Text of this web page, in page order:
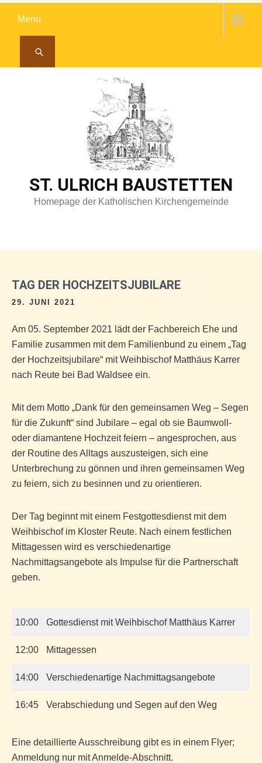
Menu
ST. ULRICH BAUSTETTEN
Homepage der Katholischen Kirchengemeinde
TAG DER HOCHZEITSJUBILARE
29. JUNI 2021
Am 05. September 2021 lädt der Fachbereich Ehe und
Familie zusammen mit dem Familienbund zu einem „Tag
der Hochzeitsjubilare“ mit Weihbischof Matthäus Karrer
nach Reute bei Bad Waldsee ein.
Mit dem Motto „Dank für den gemeinsamen Weg – Segen
für die Zukunft“ sind Jubilare – egal ob sie Baumwoll-
oder diamantene Hochzeit feiern – angesprochen, aus
der Routine des Alltags auszusteigen, sich eine
Unterbrechung zu gönnen und ihren gemeinsamen Weg
zu feiern, sich zu besinnen und zu orientieren.
Der Tag beginnt mit einem Festgottesdienst mit dem
Weihbischof im Kloster Reute. Nach einem festlichen
Mittagessen wird es verschiedenartige
Nachmittagsangebote als Impulse für die Partnerschaft
geben.
10:00 Gottesdienst mit Weihbischof Matthäus Karrer
12:00 Mittagessen
14:00 Verschiedenartige Nachmittagsangebote
16:45 Verabschiedung und Segen auf den Weg
Eine detaillierte Ausschreibung gibt es in einem Flyer;
Anmeldung nur mit Anmelde-Abschnitt.